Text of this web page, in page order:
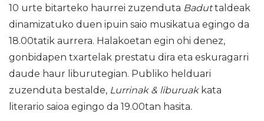
10 urte bitarteko haurrei zuzenduta Baduttaldeak
dinamizatuko duen ipuin saio musikatua egingo da
18.00tatik aurrera. Halakoetan egin ohi denez,
gonbidapen txartelak prestatu dira eta eskuragarri
daude haur liburutegian. Publiko helduari
zuzenduta bestalde, Lurrinak & liburuakkata
literario saioa egingo da 19.00tan hasita.